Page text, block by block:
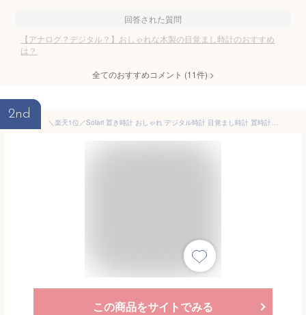
回答された質問
【アナログ？デジタル？】おしゃれな木製の目覚まし時計のおすすめ
は？
全てのおすすめコメント (11件) >
2nd
＼楽天1位／Solari 置き時計 おしゃれ デジタル時計 目覚まし時計 置時計 北欧 温度計 めざまし時計 時計 木目調 LED 目覚まし時計 デジタル コードレス 木 USB アラーム 木製 木目 新生活 アラーム 大音量 置時計 気温 日付 カレンダー
この商品をサイトでみる